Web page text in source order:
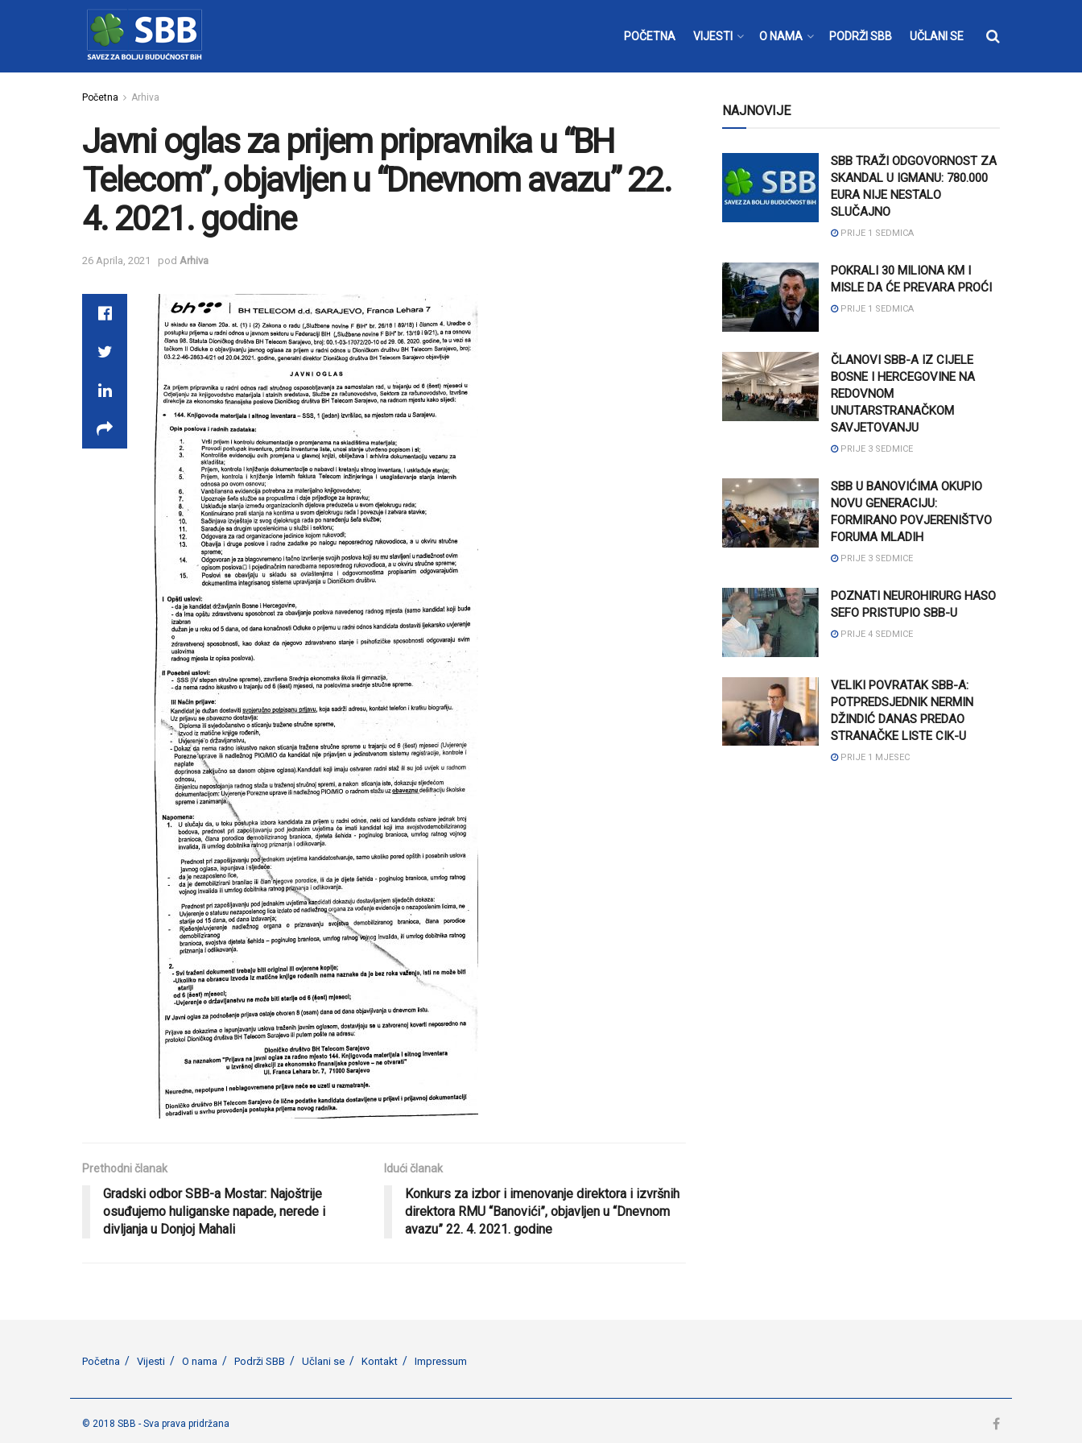
POČETNA VIJESTI O NAMA PODRŽI SBB UČLANI SE
Početna Arhiva
Javni oglas za prijem pripravnika u “BH
Telecom”, objavljen u “Dnevnom avazu” 22.
4. 2021. godine
26 Aprila, 2021 pod Arhiva
Prethodni članak
Gradski odbor SBB-a Mostar: Najoštrije
osuđujemo huliganske napade, nerede i
divljanja u Donjoj Mahali
Idući članak
Konkurs za izbor i imenovanje direktora i izvršnih
direktora RMU “Banovići”, objavljen u “Dnevnom
avazu” 22. 4. 2021. godine
NAJNOVIJE
SBB TRAŽI ODGOVORNOST ZA
SKANDAL U IGMANU: 780.000
EURA NIJE NESTALO
SLUČAJNO
PRIJE 1 SEDMICA
POKRALI 30 MILIONA KM I
MISLE DA ĆE PREVARA PROĆI
PRIJE 1 SEDMICA
ČLANOVI SBB-A IZ CIJELE
BOSNE I HERCEGOVINE NA
REDOVNOM
UNUTARSTRANAČKOM
SAVJETOVANJU
PRIJE 3 SEDMICE
SBB U BANOVIĆIMA OKUPIO
NOVU GENERACIJU:
FORMIRANO POVJERENIŠTVO
FORUMA MLADIH
PRIJE 3 SEDMICE
POZNATI NEUROHIRURG HASO
SEFO PRISTUPIO SBB-U
PRIJE 4 SEDMICE
VELIKI POVRATAK SBB-A:
POTPREDSJEDNIK NERMIN
DŽINDIĆ DANAS PREDAO
STRANAČKE LISTE CIK-U
PRIJE 1 MJESEC
Početna Vijesti O nama Podrži SBB Učlani se Kontakt Impressum
© 2018 SBB - Sva prava pridržana